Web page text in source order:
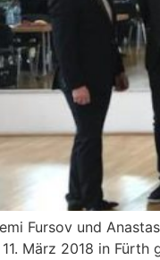
Fursov und
März 2018 in